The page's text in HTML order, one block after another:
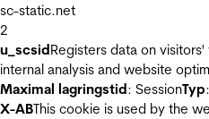
sc-static.net
2
u_scsidRegisters data on
internal analysis and website
Maximal lagringstid: SessionTyp
X-ABThis cookie is used by the